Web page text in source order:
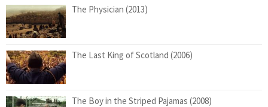
The Physician (2013)
The Last King of Scotland (2006)
The Boy in the Striped Pajamas (2008)